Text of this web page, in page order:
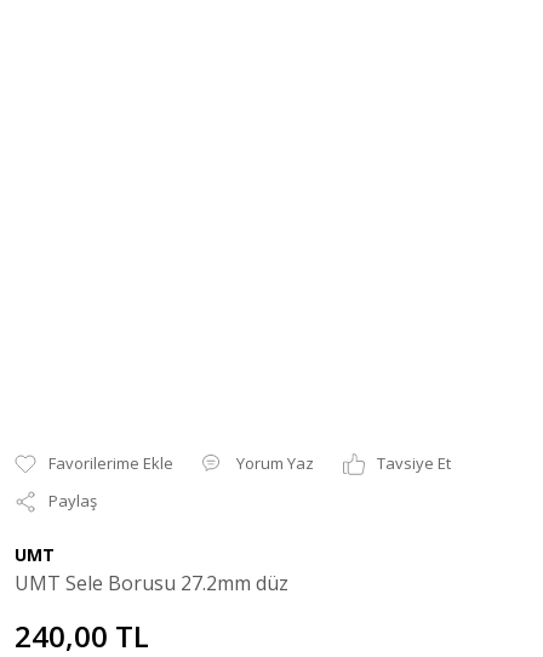
Yorum Yaz
Tavsiye Et
Paylaş
UMT
UMT Sele Borusu 27.2mm düz
240,00 TL